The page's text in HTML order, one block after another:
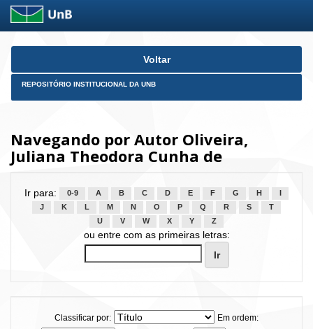
Skip
Voltar
REPOSITÓRIO INSTITUCIONAL DA UNB
Navegando por Autor Oliveira,
Juliana Theodora Cunha de
Ir para: 0-9 A B C D E F G H
J
K L M N O P Q R S
T
U
V W X Y Z
ou entre com as primeiras letras:
Classificar por:
Em ordem: